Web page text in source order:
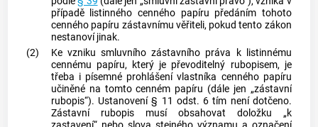
případě listinnéhocenného papíru předáním tohoto
cenného papíru zástavnímu věřiteli, pokud tento zákon
nestanoví jinak.
(2)
Ke vzniku smluvního zástavního práva k listinnému
cennému papíru, který je převoditelný rubopisem, je
třeba i písemné prohlášení vlastníka cenného papíru
učiněné na tomtocenném papíru (dále jen „zástavní
rubopis“). Ustanovení § 11 odst. 6 tím není dotčeno.
Zástavní rubopis musí obsahovat doložku „k